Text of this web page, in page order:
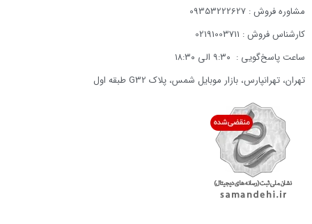
مشاوره فروش : 09353222627
کارشناس فروش : 02191003711
ساعت پاسخ‌گویی : ۹:۳۰ الی ۱۸:۳۰
تهران، تهرانپارس، بازار موبایل شمس، پلاک G32 طبقه اول